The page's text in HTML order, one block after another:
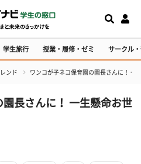
学生旅行 授業・履修・ゼミ サークル
ンド ワンコが子ネコ保育園の園長さんに！ 一
長さんに！ 一生懸命お世